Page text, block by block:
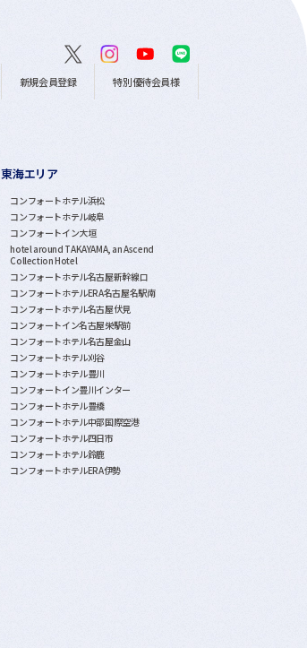
新規会員登録 特別優待会員様
東海エリア
コンフォートホテル浜松
コンフォートホテル岐阜
コンフォートイン大垣
hotel around TAKAYAMA, an Ascend
Collection Hotel
コンフォートホテル名古屋新幹線口
コンフォートホテルERA名古屋名駅南
コンフォートホテル名古屋伏見
コンフォートイン名古屋栄駅前
コンフォートホテル名古屋金山
コンフォートホテル刈谷
コンフォートホテル豊川
コンフォートイン豊川インター
コンフォートホテル豊橋
コンフォートホテル中部国際空港
コンフォートホテル四日市
コンフォートホテル鈴鹿
コンフォートホテルERA伊勢